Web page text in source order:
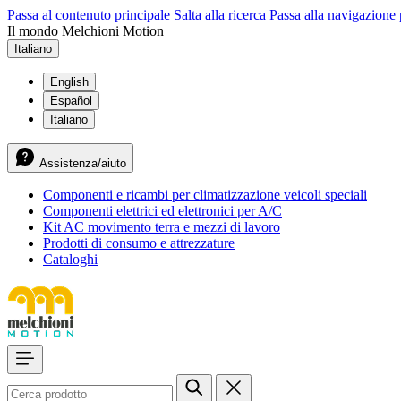
Passa al contenuto principale Salta alla ricerca Passa alla
Il mondo Melchioni Motion
Italiano
English
Español
Italiano
Assistenza/aiuto
Componenti e ricambi per climatizzazione veicoli speciali
Componenti elettrici ed elettronici per A/C
Kit AC movimento terra e mezzi di lavoro
Prodotti di consumo e attrezzature
Cataloghi